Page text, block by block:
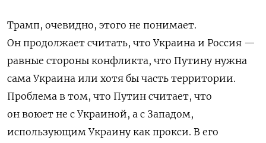
Трамп, очевидно, этого не понимает.
Он продолжает считать, что Украина и Россия —
равные стороны конфликта, что Путину нужна
сама Украина или хотя бы часть территории.
Проблема в том, что Путин считает, что
он воюет не с Украиной, а с Западом,
использующим Украину как прокси. В его